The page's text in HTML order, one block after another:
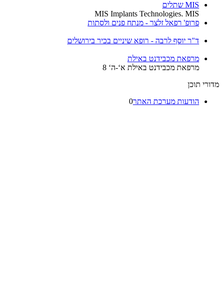
MIS שתלים
MIS Implants Technologies. MIS
פרופ' רפאל זלצר - מנתח פנים ולסתות
ד"ר יוסף לרבה - רופא שיניים בכיר בירושלים
מרפאת מכבידנט באילת
מרפאת מכבידנט באילת א‘-ה‘ 8
מדורי תוכן
הודעות מערכת האתר0